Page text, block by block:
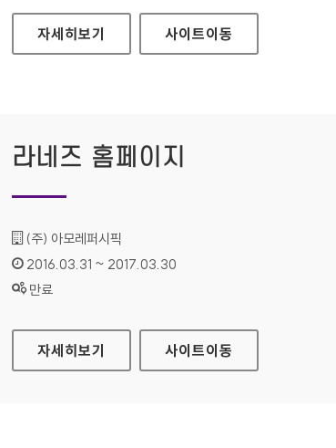
리리코스 마린에너지 홈페이지
자세히보기 사이트이동
라네즈 홈페이지
기관명 :
(주) 아모레퍼시픽
인증기간 :
2016.03.31 ~ 2017.03.30
상태 :
만료
라네즈 홈페이지
자세히보기 사이트이동